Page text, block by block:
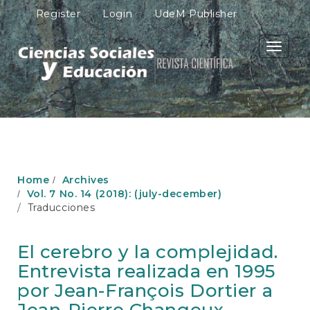
M
a
i
n
N
a
v
i
g
n
M
C
o
t
Register Login UdeM Publisher
Toggle
Home
Archives
Vol. 7 No. 14 (2018): (july-december)
Traducciones
El cerebro y la complejidad.
Entrevista realizada en 1995
por Jean-François Dortier a